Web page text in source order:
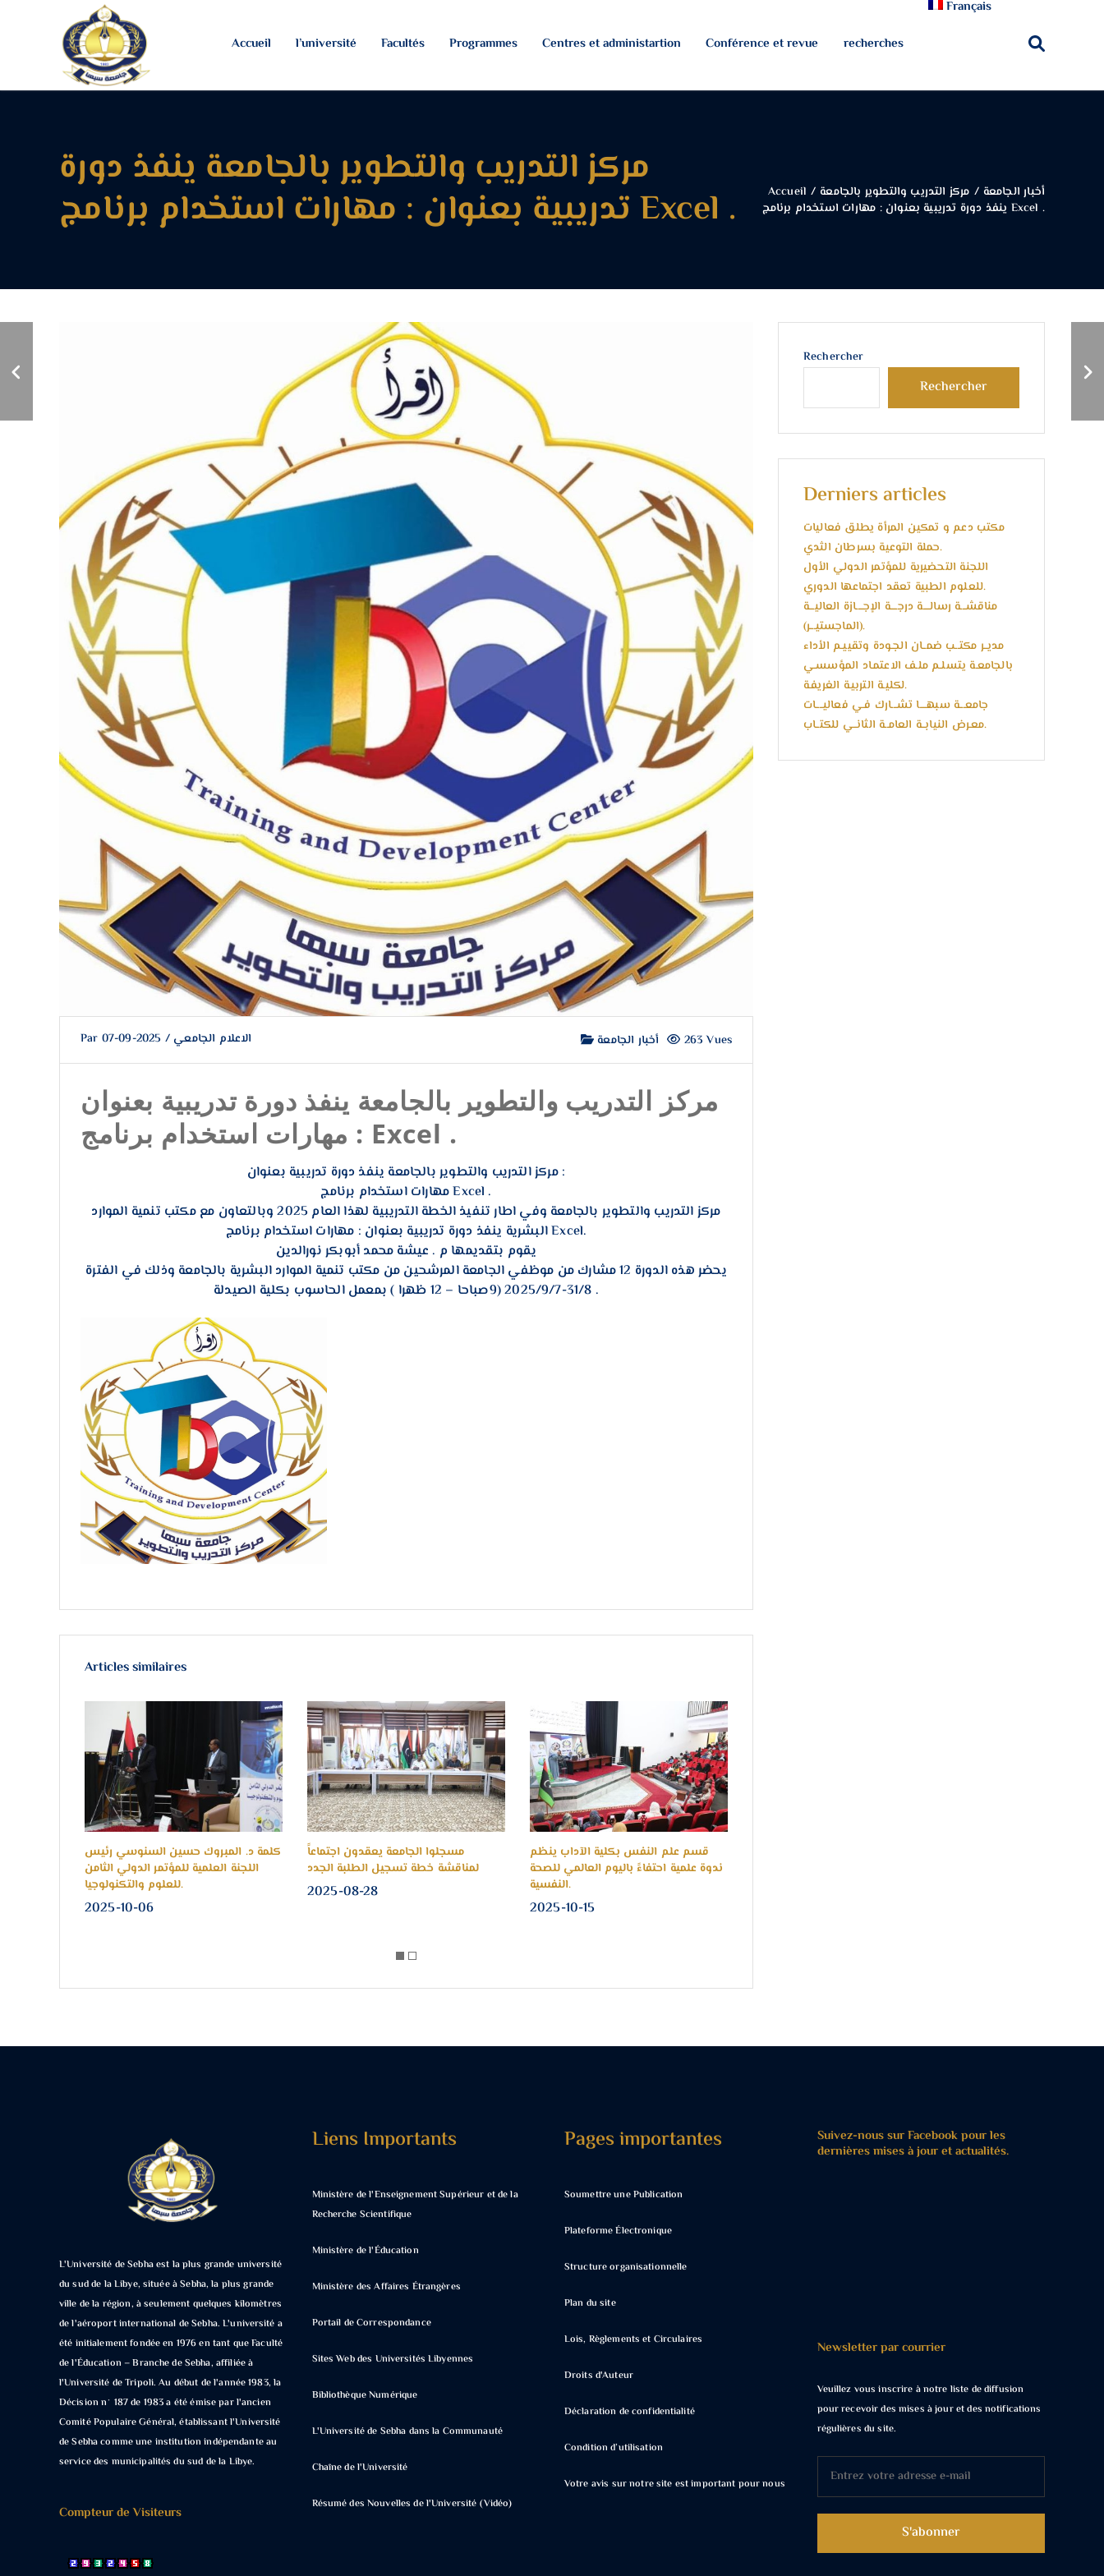
Accueil l’université Facultés Programmes Centres et administartion Conférence et revue recherches
Français
مركز التدريب والتطوير بالجامعة ينفذ دورة
تدريبية بعنوان : مهارات استخدام برنامج Excel . Accueil / أخبار الجامعة / مركز التدريب والتطوير بالجامعة
ينفذ دورة تدريبية بعنوان : مهارات استخدام برنامج Excel .
الدراسي الجديد بعقد
دورات تدريبية تربوية
مجانية لمعلمي اللغة
العربية واللغة الإنجليزية
Par الاعلام الجامعي /
2025-09-07 أخبار الجامعة 263 Vues
مركز التدريب والتطوير بالجامعة ينفذ دورة تدريبية بعنوان
: مهارات استخدام برنامج Excel .
مركز التدريب والتطوير بالجامعة ينفذ دورة تدريبية بعنوان :
مهارات استخدام برنامج Excel .
مركز التدريب والتطوير بالجامعة وفي اطار تنفيذ الخطة التدريبية لهذا العام 2025 وبالتعاون مع مكتب تنمية الموارد
البشرية ينفذ دورة تدريبية بعنوان : مهارات استخدام برنامج Excel.
يقوم بتقديمها م . عيشة محمد أبوبكر نورالدين
يحضر هذه الدورة 12 مشارك من موظفي الجامعة المرشحين من مكتب تنمية الموارد البشرية بالجامعة وذلك في الفترة
31/8-2025/9/7 (9صباحا – 12 ظهرا ) بمعمل الحاسوب بكلية الصيدلة .
Articles similaires
مسجلوا الجامعة يعقدون اجتماعاً
لمناقشة خطة تسجيل الطلبة الجدد
2025-08-28
قسم علم النفس بكلية الآداب ينظم
ندوة علمية احتفاءً باليوم العالمي للصحة
النفسية.
مناقشـــة رسالــــة درجــــة الإجــــازة العاليـــة
(الماجستيـــر).
2025-10-16
Rechercher
Rechercher
Derniers articles
مكتب دعم و تمكين المرأة يطلق فعاليات
حملة التوعية بسرطان الثدي.
اللجنة التحضيرية للمؤتمر الدولي الأول
للعلوم الطبية تعقد اجتماعها الدوري.
مناقشـــة رسالــــة درجــــة الإجــــازة العاليـــة
(الماجستيـــر).
مديــر مكتــب ضمــان الجـودة وتقييـم الأداء
بالجامعـة يتسلـم ملـف الاعتمـاد المؤسسـي
لكليـة التربيـة الغريفـة.
جامعـــة سبهــــا تشـــارك فـي فعاليــــات
معـرض النيابــة العامــة الثانــي للكتــاب.
L'Université de Sebha est la plus grande université
du sud de la Libye, située à Sebha, la plus grande
ville de la région, à seulement quelques kilomètres
de l'aéroport international de Sebha. L'université a
été initialement fondée en 1976 en tant que Faculté
de l'Éducation – Branche de Sebha, affiliée à
l'Université de Tripoli. Au début de l'année 1983, la
Décision n° 187 de 1983 a été émise par l'ancien
Comité Populaire Général, établissant l'Université
de Sebha comme une institution indépendante au
service des municipalités du sud de la Libye.
Compteur de Visiteurs
Liens Importants
Ministère de l'Enseignement Supérieur et de la
Recherche Scientifique
Ministère de l'Éducation
Ministère des Affaires Étrangères
Portail de Correspondance
Sites Web des Universités Libyennes
Bibliothèque Numérique
L'Université de Sebha dans la Communauté
Chaîne de l'Université
Résumé des Nouvelles de l'Université (Vidéo)
Pages importantes
Soumettre une Publication
Plateforme Électronique
Structure organisationnelle
Plan du site
Lois, Règlements et Circulaires
Droits d'Auteur
Déclaration de confidentialité
Condition d’utilisation
Votre avis sur notre site est important pour nous
Suivez-nous sur Facebook pour les
dernières mises à jour et actualités.
Newsletter par courrier
Veuillez vous inscrire à notre liste de diffusion
pour recevoir des mises à jour et des notifications
régulières du site.